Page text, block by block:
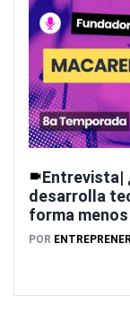
Entrevista|
desarrolla
forma
POR